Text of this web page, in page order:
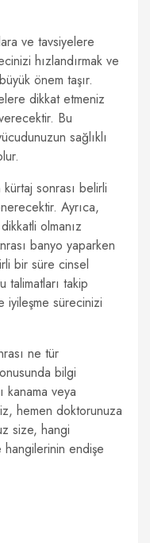
ve tavsiyelere
hızlandırmak ve
önem taşır.
dikkat etmeniz
Bu
sağlıklı
sonrası belirli
Ayrıca,
olmanız
banyo yaparken
bir süre cinsel
talimatları takip
iyileşme sürecinizi
ne tür
bilgi
kanama veya
hemen doktorunuza
size, hangi
hangilerinin endişe